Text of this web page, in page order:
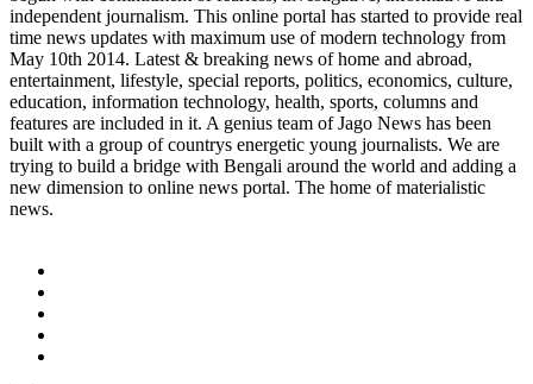
independent journalism. This online portal has started to provide real
time news updates with maximum use of modern technology from
May 10th 2014. Latest & breaking news of home and abroad,
entertainment, lifestyle, special reports, politics, economics, culture,
education, information technology, health, sports, columns and
features are included in it. A genius team of Jago News has been
built with a group of countrys energetic young journalists. We are
trying to build a bridge with Bengali around the world and adding a
new dimension to online news portal. The home of materialistic
news.